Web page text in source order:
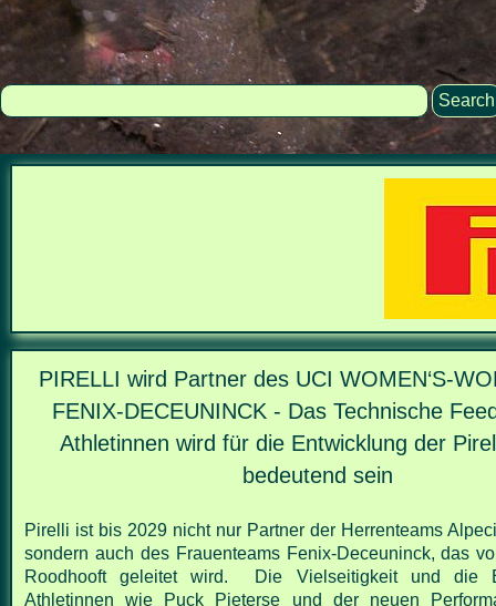
Search
PIRELLI wird Partner des UCI WOMEN‘S-
FENIX-DECEUNINCK - Das Technische
Athletinnen wird für die Entwicklung der
bedeutend sein
Pirelli ist bis 2029 nicht nur Partner der Herrenteams
sondern auch des Frauenteams Fenix-Deceuninck, das
Roodhooft geleitetwird. Die Vielseitigkeit und die
Athletinnen wie Puck Pieterse und der neuen